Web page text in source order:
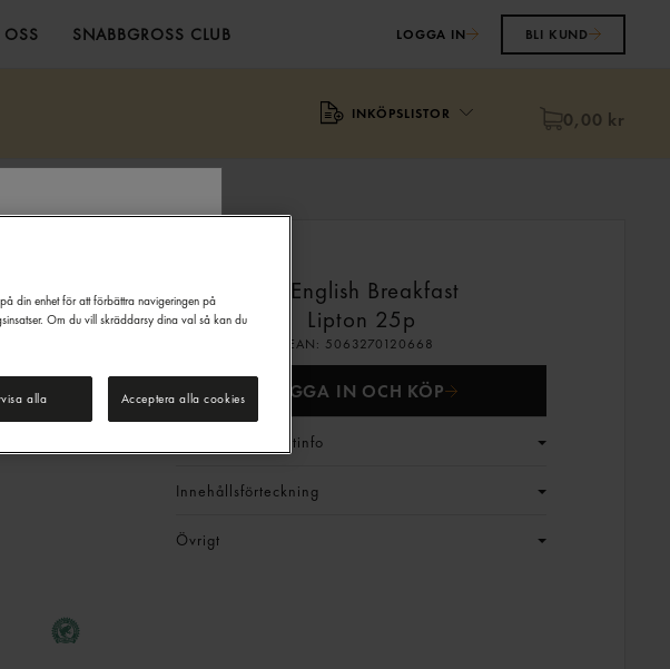
SNABBGROSS CLUB LOGGA IN BLI KUND
INKÖPSLISTOR 0,00 kr
Te English Breakfast
Lipton 25p
EAN: 5063270120668
LOGGA IN OCH KÖP
Generell produktinfo
Innehållsförteckning
Övrigt
din enhet för att förbättra navigeringen på
Om du vill skräddarsy dina val så kan du
alla Acceptera alla cookies
år eller äldre.
ÄLDRE